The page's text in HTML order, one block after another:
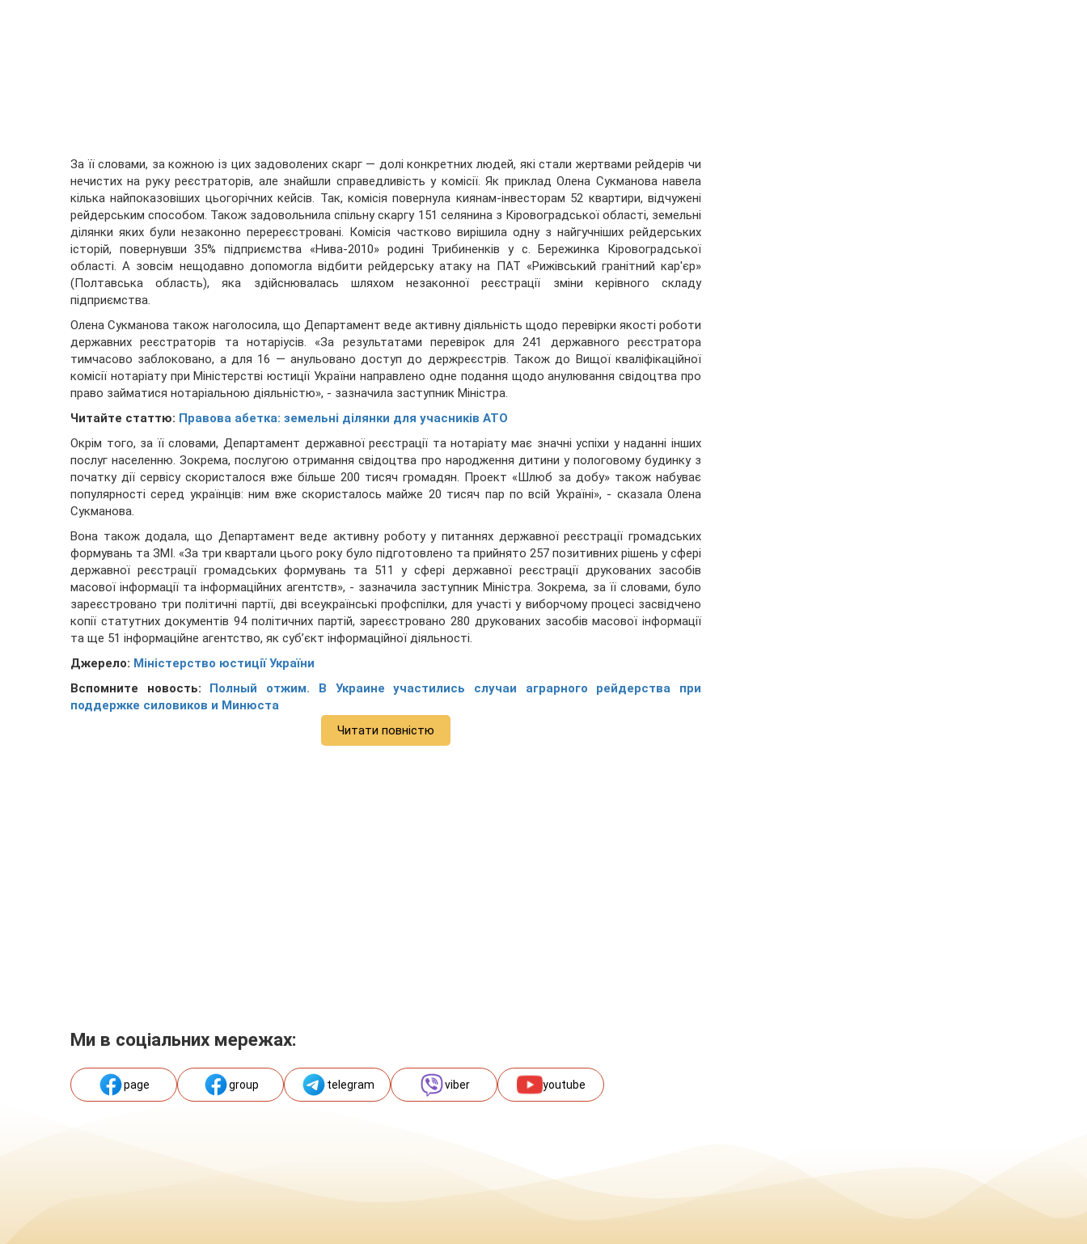
За її словами, за кожною із цих задоволених скарг — долі конкретних людей, які стали жертвами рейдерів чи
нечистих на руку реєстраторів, але знайшли справедливість у комісії. Як приклад Олена Сукманова навела
кілька найпоказовіших цьогорічних кейсів. Так, комісія повернула киянам-інвесторам 52 квартири, відчужені
рейдерським способом. Також задовольнила спільну скаргу 151 селянина з Кіровоградської області, земельні
ділянки яких були незаконно перереєстровані. Комісія частково вирішила одну з найгучніших рейдерських
історій, повернувши 35% підприємства «Нива-2010» родині Трибиненків у с. Бережинка Кіровоградської
області. А зовсім нещодавно допомогла відбити рейдерську атаку на ПАТ «Рижівський гранітний кар'єр»
(Полтавська область), яка здійснювалась шляхом незаконної реєстрації зміни керівного складу
підприємства.
Олена Сукманова також наголосила, що Департамент веде активну діяльність щодо перевірки якості роботи
державних реєстраторів та нотаріусів. «За результатами перевірок для 241 державного реєстратора
тимчасово заблоковано, а для 16 — анульовано доступ до держреєстрів. Також до Вищої кваліфікаційної
комісії нотаріату при Міністерстві юстиції України направлено одне подання щодо анулювання свідоцтва про
право займатися нотаріальною діяльністю», - зазначила заступник Міністра.
Читайте статтю: Правова абетка: земельні ділянки для учасників АТО
Окрім того, за її словами, Департамент державної реєстрації та нотаріату має значні успіхи у наданні інших
послуг населенню. Зокрема, послугою отримання свідоцтва про народження дитини у пологовому будинку з
початку дії сервісу скористалося вже більше 200 тисяч громадян. Проект «Шлюб за добу» також набуває
популярності серед українців: ним вже скористалось майже 20 тисяч пар по всій Україні», - сказала Олена
Сукманова.
Вона також додала, що Департамент веде активну роботу у питаннях державної реєстрації громадських
формувань та ЗМІ. «За три квартали цього року було підготовлено та прийнято 257 позитивних рішень у сфері
державної реєстрації громадських формувань та 511 у сфері державної реєстрації друкованих засобів
масової інформації та інформаційних агентств», - зазначила заступник Міністра. Зокрема, за її словами, було
зареєстровано три політичні партії, дві всеукраїнські профспілки, для участі у виборчому процесі засвідчено
копії статутних документів 94 політичних партій, зареєстровано 280 друкованих засобів масової інформації
та ще 51 інформаційне агентство, як суб’єкт інформаційної діяльності.
Джерело: Міністерство юстиції України
Вспомните новость:
Полный отжим. В Украине участились случаи аграрного рейдерства при
поддержке силовиков и Минюста
Читати повністю
Ми в соціальних мережах:
page group telegram viber youtube